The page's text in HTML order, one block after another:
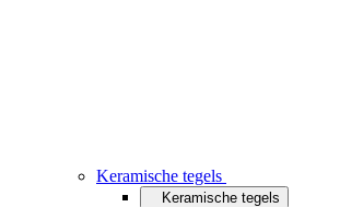
Keramische tegels
Keramische tegels